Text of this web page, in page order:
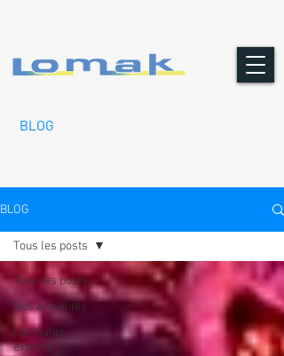
BLOG
BLOG
Tous les posts
Nos actualités
L'actualité
externe
Tous les posts